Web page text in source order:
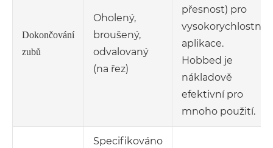
Dokončování
zubů
Oholený,
broušený,
odvalovaný
(na řez)
přesnost) pro
vysokorychlostní
aplikace.
Hobbed je
nákladově
efektivní pro
mnoho použití.
Specifikováno